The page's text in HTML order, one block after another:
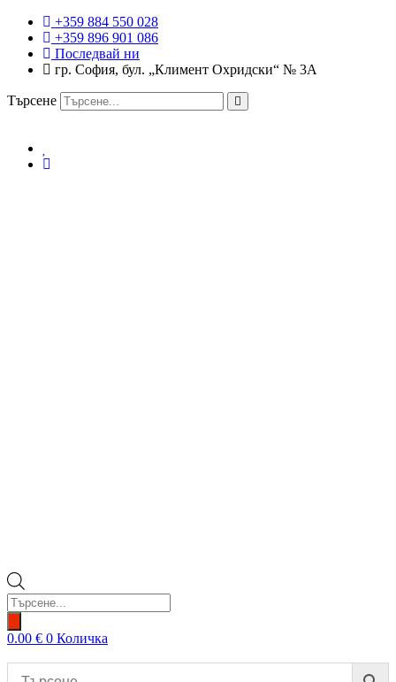
+359 884 550 028
+359 896 901 086
Последвай ни
гр. София, бул. „Климент Охридски“ № 3A
Търсене
Products
search
0.00 € 0 Количка